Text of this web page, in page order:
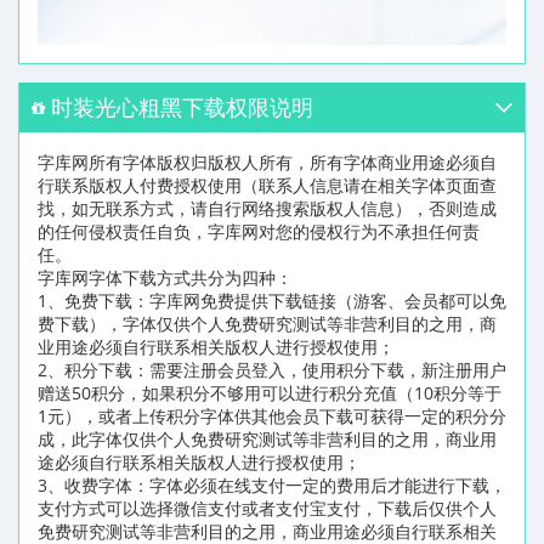
时装光心粗黑下载权限说明
字库网所有字体版权归版权人所有，所有字体商业用途必须自
行联系版权人付费授权使用（联系人信息请在相关字体页面查
找，如无联系方式，请自行网络搜索版权人信息），否则造成
的任何侵权责任自负，字库网对您的侵权行为不承担任何责
任。
字库网字体下载方式共分为四种：
1、免费下载：字库网免费提供下载链接（游客、会员都可以免
费下载），字体仅供个人免费研究测试等非营利目的之用，商
业用途必须自行联系相关版权人进行授权使用；
2、积分下载：需要注册会员登入，使用积分下载，新注册用户
赠送50积分，如果积分不够用可以进行积分充值（10积分等于
1元），或者上传积分字体供其他会员下载可获得一定的积分分
成，此字体仅供个人免费研究测试等非营利目的之用，商业用
途必须自行联系相关版权人进行授权使用；
3、收费字体：字体必须在线支付一定的费用后才能进行下载，
支付方式可以选择微信支付或者支付宝支付，下载后仅供个人
免费研究测试等非营利目的之用，商业用途必须自行联系相关